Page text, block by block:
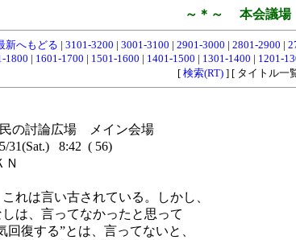
～＊～ 本会議場
新へもどる | 3101-3200 | 3001-3100 | 2901-3000 | 2801-2900 |
1800 | 1601-1700 | 1501-1600 | 1401-1500 | 1301-1400 | 1201-
[ 検索(RT)] [ タイトル一
討論広場 メイン会場
8:42 ( 56)
れは言い古されている。しかし、
は、言ってなかったと思って
復する”とは、言ってないと、